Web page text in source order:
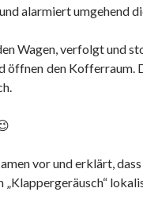
alarmiert umgehend
Wagen, verfolgt und
öffnen den Kofferraum.
vor und erklärt,
„Klappergeräusch“